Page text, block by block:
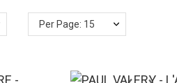
Per Page: 15